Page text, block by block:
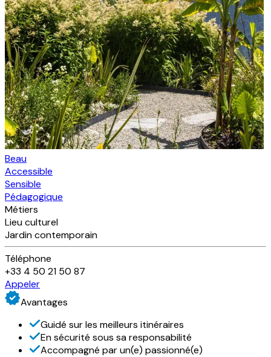
Beau
Accessible
Sensible
Pédagogique
Métiers
Lieu culturel
Jardin contemporain
Téléphone
+33 4 50 21 50 87
Appeler
Avantages
Guidé sur les meilleurs itinéraires
En sécurité sous sa responsabilité
Accompagné par un(e) passionné(e)